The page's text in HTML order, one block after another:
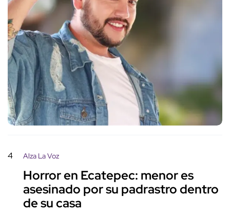
4 Alza La Voz
Horror en Ecatepec: menor es
asesinado por su padrastro dentro
de su casa